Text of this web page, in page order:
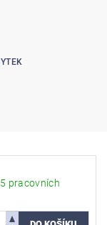
pracovních